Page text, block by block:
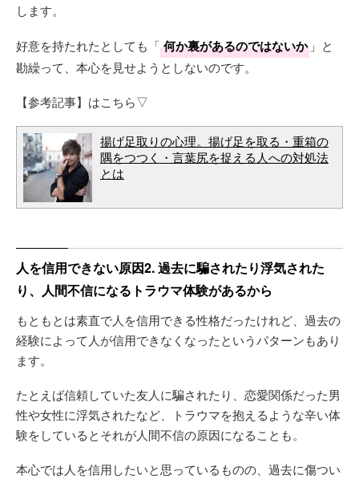
します。
好意を持たれたとしても「 何か裏があるのではないか 」と
勘繰って、本心を見せようとしないのです。
【参考記事】はこちら▽
揚げ足取りの心理。揚げ足を取る・重箱の
隅をつつく・言葉尻を捉える人への対処法
とは
人を信用できない原因2. 過去に騙されたり浮気された
り、人間不信になるトラウマ体験があるから
もともとは素直で人を信用できる性格だったけれど、過去の
経験によって人が信用できなくなったというパターンもあり
ます。
たとえば信頼していた友人に騙されたり、恋愛関係だった男
性や女性に浮気されたなど、トラウマを抱えるような辛い体
験をしているとそれが人間不信の原因になることも。
本心では人を信用したいと思っているものの、過去に傷つい